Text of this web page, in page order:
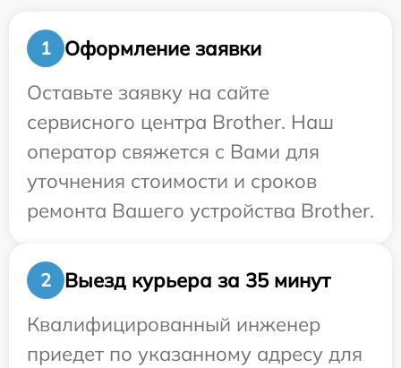
1
Оформление заявки
Оставьте заявку на сайте
сервисного центра Brother. Наш
оператор свяжется с Вами для
уточнения стоимости и сроков
ремонта Вашего устройства Brother.
2
Выезд курьера за 35 минут
Квалифицированный инженер
приедет по указанному адресу для